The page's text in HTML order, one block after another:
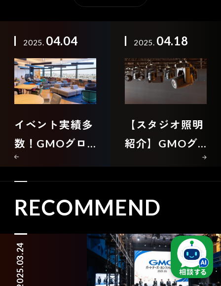
2025. 04.04
イベント実績多
数！GMOグロ
ーバルスタジオ
が選ばれる理由
と上質な会場設
備を徹底解説
2025. 04.18
【スタジオ照明
紹介】GMOグ
ローバルスタジ
オを支える常設
ライティング機
材とは？
RECOMMEND
2025.03.24